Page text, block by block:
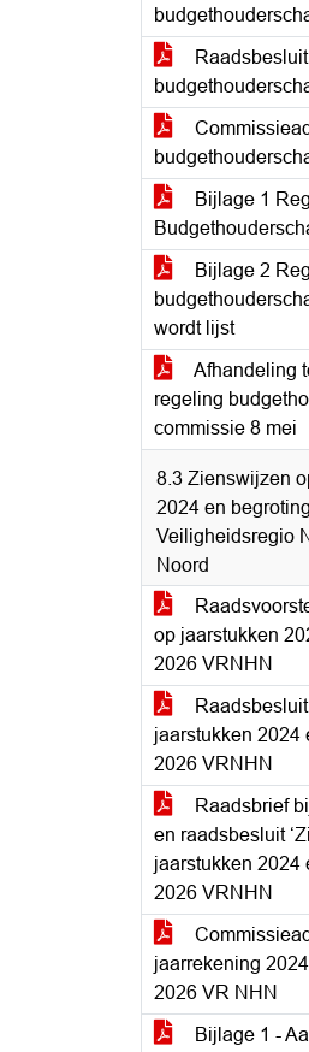
Bijlage 1
Bijlage 2
wordt lijst
Afhandeling
regeling
commissie 8 mei
8.3 Zienswijzen
2024 en
Veiligheidsregio
Noord
op jaarstukken
2026 VRNHN
jaarstukken 2024
2026 VRNHN
Raadsbrief
en raadsbesluit
jaarstukken 2024
2026 VRNHN
jaarrekening
2026 VR NHN
Bijlage 1 -